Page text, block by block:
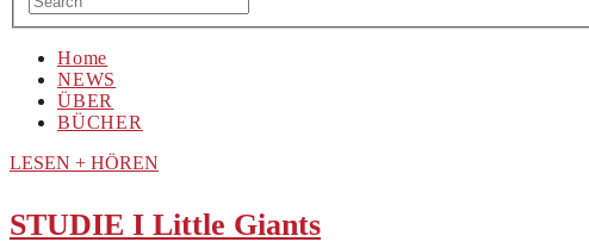
Home
NEWS
ÜBER
BÜCHER
LESEN + HÖREN
STUDIE I Little Giants